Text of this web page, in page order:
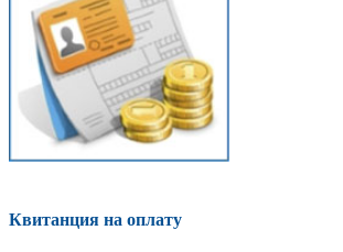
Квитанция на оплату